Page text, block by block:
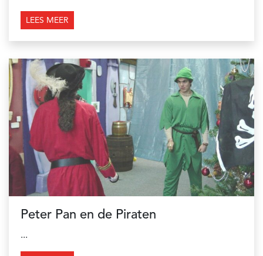
LEES MEER
Peter Pan en de Piraten
...